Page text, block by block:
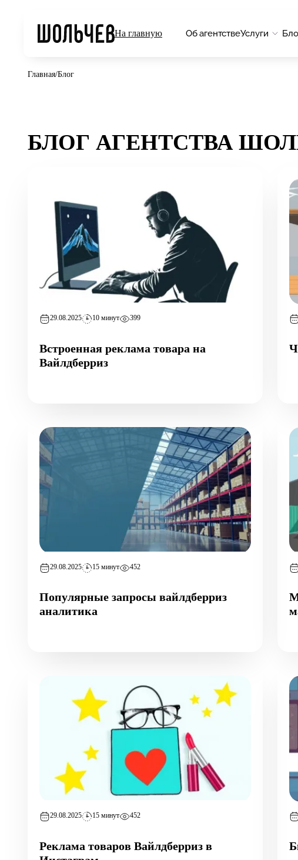
На главную Об агентствеУслуги
Главная/Блог
БЛОГ АГЕНТСТВА
29.08.2025 10 минут 399
Встроенная реклама товара на
Вайлдберриз
29.08.2025 15 минут 452
Популярные запросы вайлдберриз
аналитика
29.08.2025 15 минут 452
Реклама товаров Вайлдберриз в